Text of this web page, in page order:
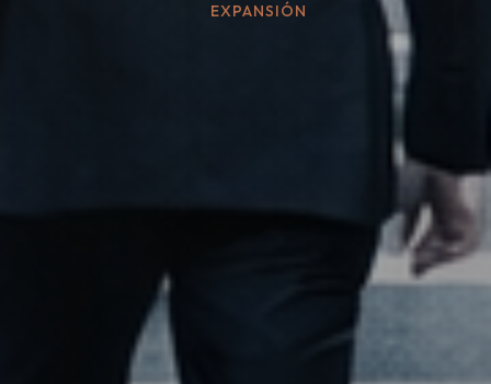
EXPANSIÓN